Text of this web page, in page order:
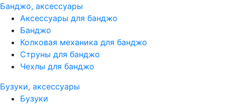
Банджо, аксессуары
Аксессуары для банджо
Банджо
Колковая механика для банджо
Струны для банджо
Чехлы для банджо
Бузуки, аксессуары
Бузуки